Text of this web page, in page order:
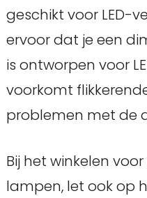
geschikt voor LED-
ervoor dat je een
is ontworpen voor
voorkomt
problemen met de
Bij het winkelen voor
lampen, let ook op